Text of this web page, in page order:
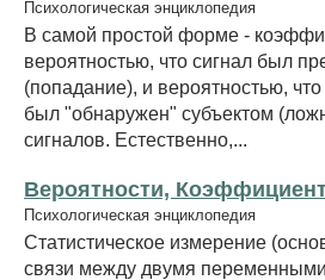
Психологическая энциклопедия
В самой простой форме -
вероятностью, что сигнал был
(попадание), и вероятностью,
был "обнаружен" субъектом
сигналов. Естественно,...
Вероятности,
Психологическая энциклопедия
Статистическое измерение
связи между двумя переменными.